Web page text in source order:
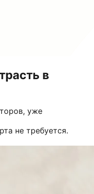
в
уже
не требуется.